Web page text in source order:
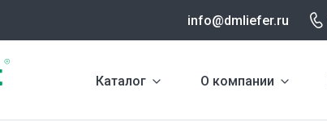
info@dmliefer.ru
Каталог О компании